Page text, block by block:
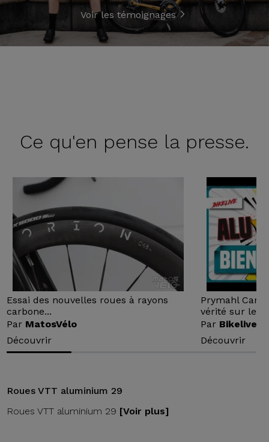
Voir les témoignages
Ce qu'en pense la presse.
Essai des nouvelles roues à rayons
carbone...
Par MatosVélo
Découvrir
Prymahl
vérité sur le...
Par Bikelive
Découvrir
Roues VTT aluminium 29
Roues VTT aluminium 29 [Voir plus]